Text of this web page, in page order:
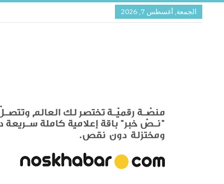
الجمعة, أغسطس 7, 2026